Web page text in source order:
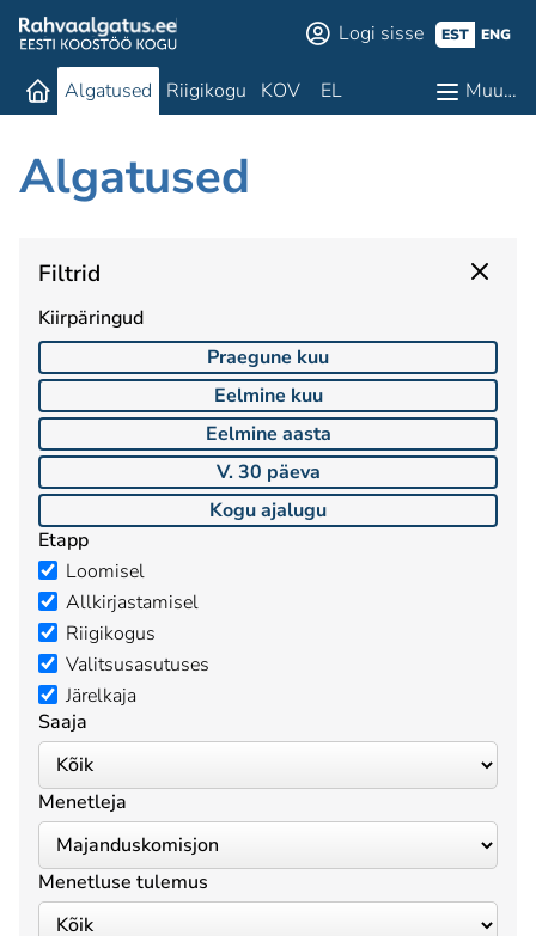
Logi sisse EST ENG
Algatused Riigikogu KOV EL Muu…
Algatused
Filtrid
Kiirpäringud
Praegune kuu
Eelmine kuu
Eelmine aasta
V. 30 päeva
Kogu ajalugu
Etapp
Loomisel
Allkirjastamisel
Riigikogus
Valitsusasutuses
Järelkaja
Saaja
Menetleja
Menetluse tulemus